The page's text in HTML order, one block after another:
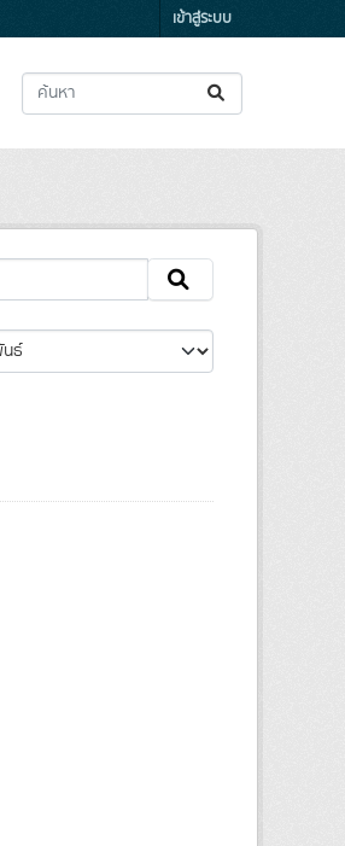
เข้าสู่ระบบ